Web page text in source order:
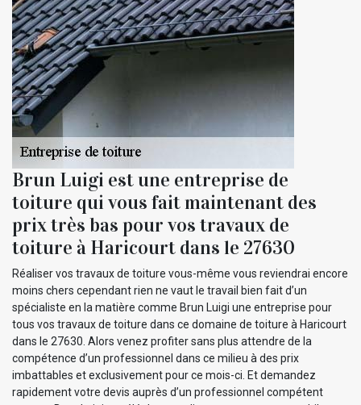
Brun Luigi est une entreprise de
toiture qui vous fait maintenant des
prix très bas pour vos travaux de
toiture à Haricourt dans le 27630
Réaliser vos travaux de toiture vous-même vous reviendrai encore
moins chers cependant rien ne vaut le travail bien fait d’un
spécialiste en la matière comme Brun Luigi une entreprise pour
tous vos travaux de toiture dans ce domaine de toiture à Haricourt
dans le 27630. Alors venez profiter sans plus attendre de la
compétence d’un professionnel dans ce milieu à des prix
imbattables et exclusivement pour ce mois-ci. Et demandez
rapidement votre devis auprès d’un professionnel compétent